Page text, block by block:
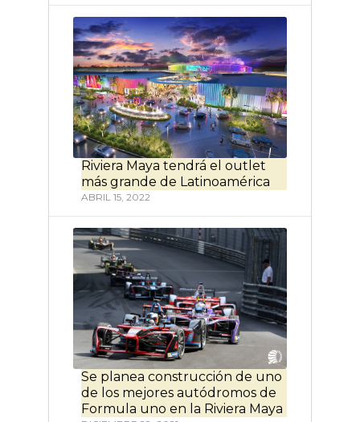
Riviera Maya tendrá el outlet
más grande de Latinoamérica
ABRIL 15, 2022
Se planea construcción de uno
de los mejores autódromos de
Formula uno en la Riviera Maya